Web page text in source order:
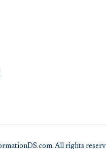
All rights